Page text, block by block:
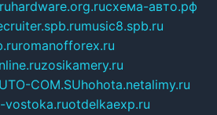
hardware.org.ruсхема-авто.рф
music8.spb.ru
romanofforex.ru
zosikamery.ru
COM.SUhohota.netalimy.ru
vostoka.ruotdelkaexp.ru